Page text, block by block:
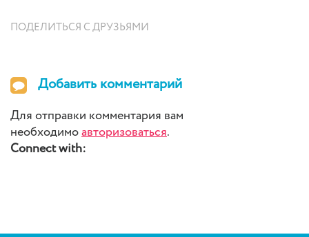
ПОДЕЛИТЬСЯ С ДРУЗЬЯМИ
Добавить комментарий
Для отправки комментария вам
необходимоавторизоваться.
Connect with: